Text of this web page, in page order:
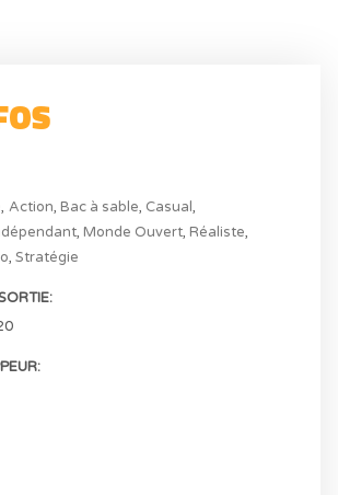
Action Bac à sable Casual
Monde Ouvert Réaliste
Stratégie